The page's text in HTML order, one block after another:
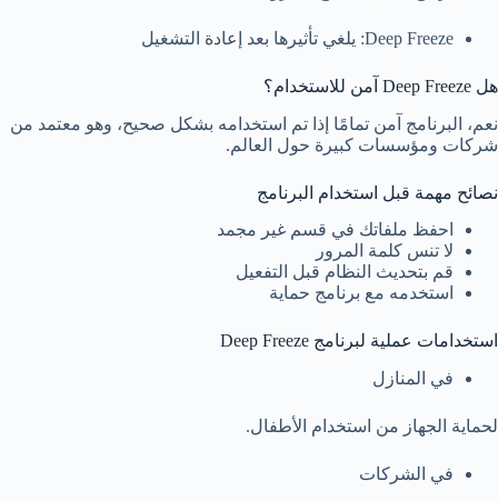
Deep Freeze: يلغي تأثيرها بعد إعادة التشغيل
هل Deep Freeze آمن للاستخدام؟
نعم، البرنامج آمن تمامًا إذا تم استخدامه بشكل صحيح، وهو معتمد من
شركات ومؤسسات كبيرة حول العالم.
نصائح مهمة قبل استخدام البرنامج
احفظ ملفاتك في قسم غير مجمد
لا تنس كلمة المرور
قم بتحديث النظام قبل التفعيل
استخدمه مع برنامج حماية
استخدامات عملية لبرنامج Deep Freeze
في المنازل
لحماية الجهاز من استخدام الأطفال.
في الشركات